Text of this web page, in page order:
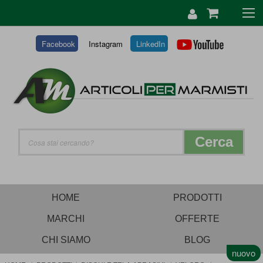
Facebook Instagram LinkedIn
CONTENUTO
Cerca
HOME PRODOTTI
MARCHI OFFERTE
CHI SIAMO BLOG